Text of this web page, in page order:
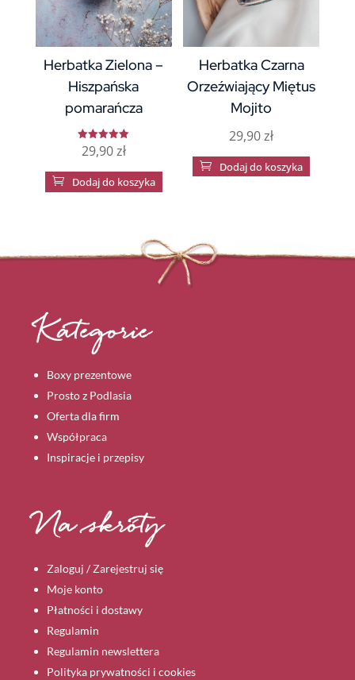
Herbatka Zielona –
Hiszpańska
pomarańcza
Oceniono
5.00
29,90zł
 Dodaj do koszyka
Herbatka Czarna
Orzeźwiający Miętus
Mojito
29,90zł
 Dodaj do koszyka
Kategorie
Boxy prezentowe
Prosto z Podlasia
Oferta dla firm
Współpraca
Inspiracje i przepisy
Na skróty
Zaloguj / Zarejestruj się
Moje konto
Płatności i dostawy
Regulamin
Regulamin newslettera
Polityka prywatności i cookies